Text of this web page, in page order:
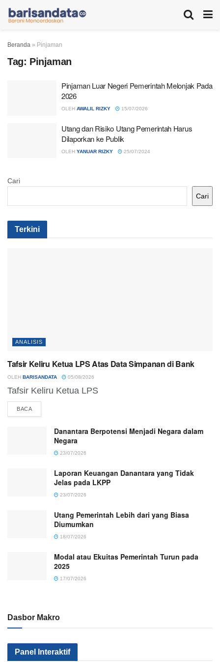
Beranda » Pinjaman
Tag: Pinjaman
Pinjaman Luar Negeri Pemerintah Melonjak Pada
2026
OLEH AWALIL RIZKY 15/07/2026
Utang dan Risiko Utang Pemerintah Harus
Dilaporkan ke Publik
OLEH YANUAR RIZKY 25/07/2024
Cari
Cari
Terkini
ANALISIS
Tafsir Keliru Ketua LPS Atas Data Simpanan di Bank
OLEH BARISANDATA 05/08/2026
Tafsir Keliru Ketua LPS
BACA
Danantara Berpotensi Menjadi Negara dalam
Negara
23/07/2026
Laporan Keuangan Danantara yang Tidak
Jelas pada LKPP
23/07/2026
Utang Pemerintah Lebih dari yang Biasa
Diumumkan
18/07/2026
Modal atau Ekuitas Pemerintah Turun pada
2025
17/07/2026
Dasbor Makro
Panel Interaktif
Kenapa Sektor